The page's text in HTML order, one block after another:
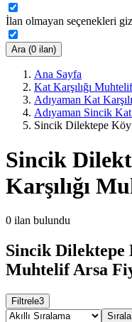
İlan olmayan seçenekleri
Ara (0 ilan)
Ana Sayfa
Kat Karşılığı
Adıyaman Kat
Adıyaman Sincik
Sincik Dilektepe
Sincik
Karşılığı
0 ilan bulundu
Sincik Dilektepe
Muhtelif Arsa
Filtrele3
Sırala